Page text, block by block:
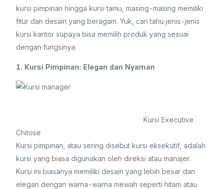
kursi pimpinan hingga kursi tamu, masing-masing memiliki
fitur dan desain yang beragam. Yuk, cari tahu jenis-jenis
kursi kantor supaya bisa memilih produk yang sesuai
dengan fungsinya.
1. Kursi Pimpinan: Elegan dan Nyaman
Kursi Executive
Chitose
Kursi pimpinan, atau sering disebut kursi eksekutif, adalah
kursi yang biasa digunakan oleh direksi atau manajer.
Kursi ini biasanya memiliki desain yang lebih besar dan
elegan dengan warna-warna mewah seperti hitam atau